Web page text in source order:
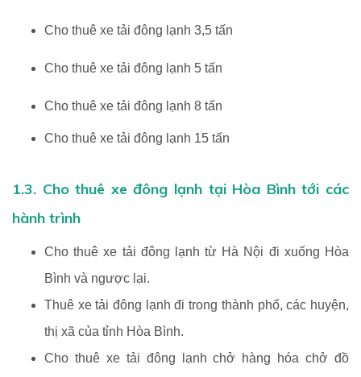
Cho thuê xe tải đông lạnh 3,5 tấn
Cho thuê xe tải đông lạnh 5 tấn
Cho thuê xe tải đông lạnh 8 tấn
Cho thuê xe tải đông lạnh 15 tấn
1.3. Cho thuê xe đông lạnh tại Hòa Bình tới các
hành trình
Cho thuê xe tải đông lạnh từ Hà Nội đi xuống Hòa
Bình và ngược lại.
Thuê xe tải đông lạnh đi trong thành phố, các huyện,
thị xã của tỉnh Hòa Bình.
Cho thuê xe tải đông lạnh chở hàng hóa chở đồ